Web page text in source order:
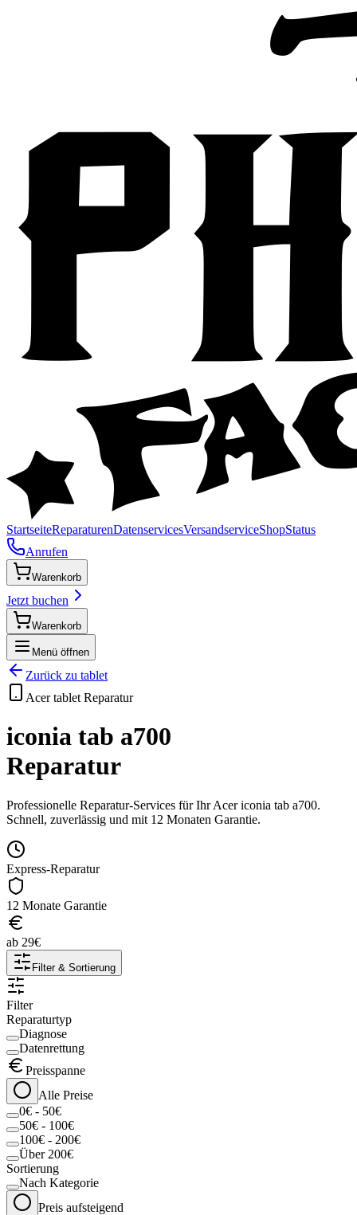
StartseiteReparaturenDatenservicesVersandserviceShopStatus
Anrufen
Warenkorb
Jetzt buchen
Warenkorb
Menü öffnen
Zurück zu tablet
Acer tablet Reparatur
iconia tab a700
Reparatur
Professionelle Reparatur-Services für IhrAcer iconia tab a700.
Schnell, zuverlässig und mit 12 Monaten Garantie.
Express-Reparatur
12 Monate Garantie
ab 29€
Filter & Sortierung
Filter
Reparaturtyp
Diagnose
Datenrettung
Preisspanne
Alle Preise
0€ - 50€
50€ - 100€
100€ - 200€
Über 200€
Sortierung
Nach Kategorie
Preis aufsteigend